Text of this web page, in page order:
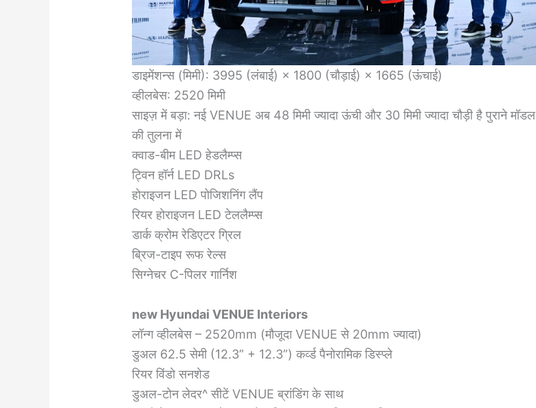
डाइमेंशन्स (मिमी): 3995 (लंबाई) × 1800 (चौड़ाई) × 1665 (ऊंचाई)
व्हीलबेस: 2520 मिमी
साइज़ में बड़ा: नई VENUE अब 48 मिमी ज्यादा ऊंची और 30 मिमी ज्यादा चौड़ी है पुराने मॉडल
की तुलना में
क्वाड-बीम LED हेडलैम्प्स
ट्विन हॉर्न LED DRLs
होराइजन LED पोजिशनिंग लैंप
रियर होराइजन LED टेललैम्प्स
डार्क क्रोम रेडिएटर ग्रिल
ब्रिज-टाइप रूफ रेल्स
सिग्नेचर C-पिलर गार्निश
new Hyundai VENUE Interiors
लॉन्ग व्हीलबेस – 2520mm (मौजूदा VENUE से 20mm ज्यादा)
डुअल 62.5 सेमी (12.3” + 12.3”) कर्व्ड पैनोरामिक डिस्प्ले
रियर विंडो सनशेड
डुअल-टोन लेदर^ सीटें VENUE ब्रांडिंग के साथ